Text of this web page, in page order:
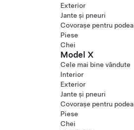
Exterior
Jante și pneuri
Covorașe pentru podea
Piese
Chei
Model X
Cele mai bine vândute
Interior
Exterior
Jante și pneuri
Covorașe pentru podea
Piese
Chei